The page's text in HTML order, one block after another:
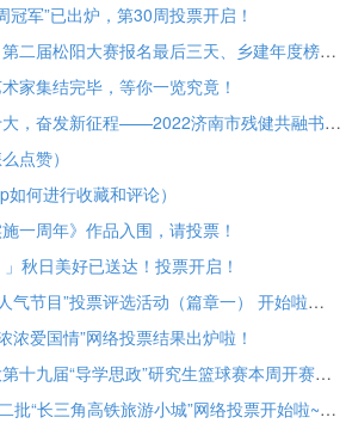
冠军”已出炉，第30周投票开启！
牛初一乡村学报36期 | 第二届松阳大赛报名最后三天、乡建年度榜样大众投票进行中
家集结完毕，等你一览究竟！
【活动通知】学习二十大，奋发新征程——2022济南市残健共融书法美术作品展投票评选
点赞）
何进行收藏和评论）
一周年》作品入围，请投票！
」秋日美好已送达！投票开启！
2022年圆梦舞蹈“最具人气节目”投票评选活动（篇章一） 开始啦
浓爱国情”网络投票结果出炉啦！
微信人气奖投票！山大第十九届“导学思政”研究生篮球赛本周开赛！
为宿迁泗阳打Call！第二批“长三角高铁旅游小城”网络投票开始啦~